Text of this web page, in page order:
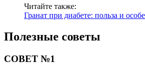
Читайте также:
Гранат при диабете: польза и
Полезные советы
СОВЕТ №1